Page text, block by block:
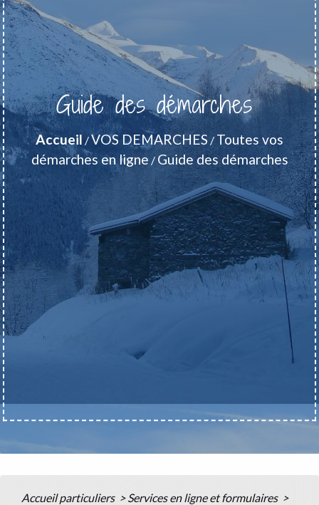
Guide des démarches
Accueil /VOS DEMARCHES / Toutes vos
démarches en ligne / Guide des démarches
Accueil particuliers > Services en ligne et formulaires >